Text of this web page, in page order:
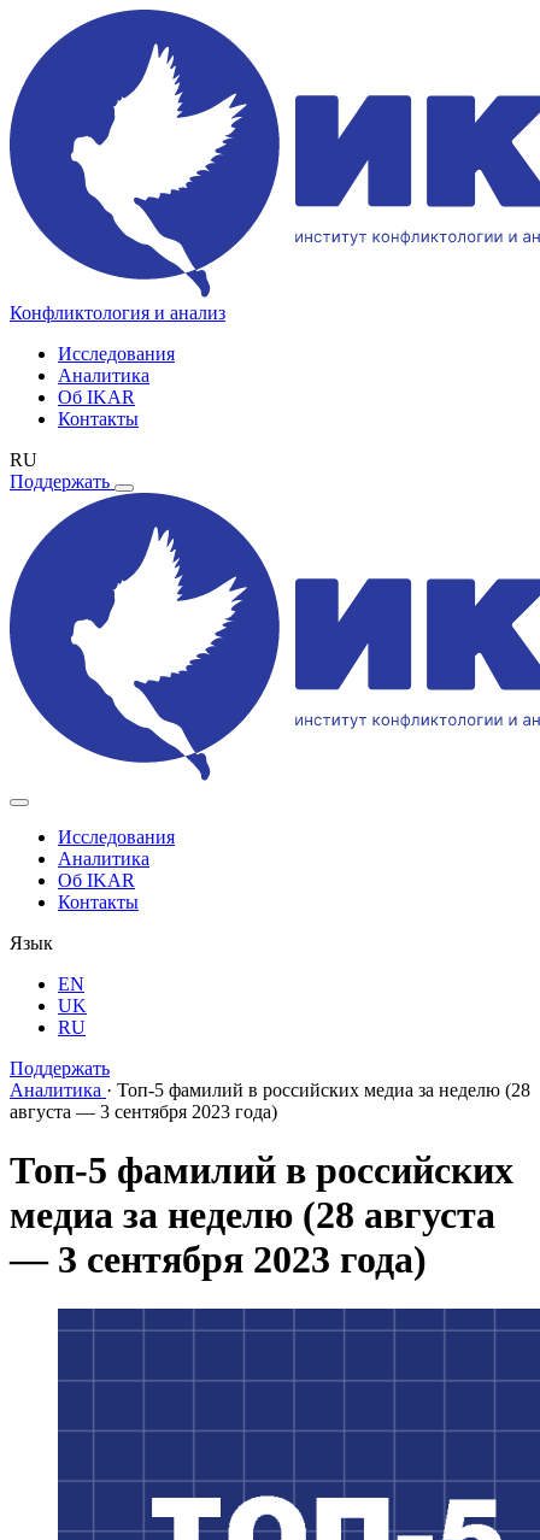
Конфликтология и анализ
Исследования
Аналитика
Об IKAR
Контакты
RU
Поддержать
Исследования
Аналитика
Об IKAR
Контакты
Язык
EN
UK
RU
Поддержать
Аналитика · Топ-5 фамилий в российских медиа за неделю (28
августа — 3 сентября 2023 года)
Топ-5 фамилий в российских
медиа за неделю (28 августа
— 3 сентября 2023 года)